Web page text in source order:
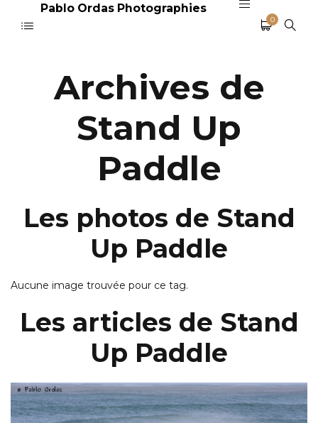
Pablo Ordas Photographies
0
Archives de
Stand Up
Paddle
Les photos de Stand
Up Paddle
Aucune image trouvée pour ce tag.
Les articles de Stand
Up Paddle